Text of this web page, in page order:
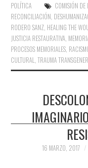
POLÍTICA
COMISIÓN DE
RECONCILIACIÓN
RODERO SANZ HEALING THE
JUSTICIA RESTAURATIVA
PROCESOS MEMORIALES
CULTURAL ,TRAUMA
16 MARZO, 2017